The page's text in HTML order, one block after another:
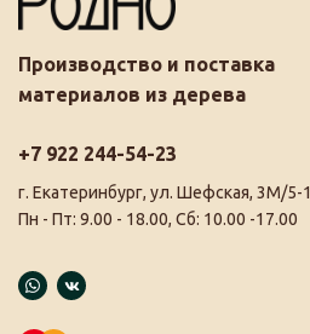
Производство и поставка
материалов из дерева
+7 922 244-54-23
г. Екатеринбург, ул. Шефская, 3М/5-1
Пн - Пт: 9.00 - 18.00, Сб: 10.00 -17.00